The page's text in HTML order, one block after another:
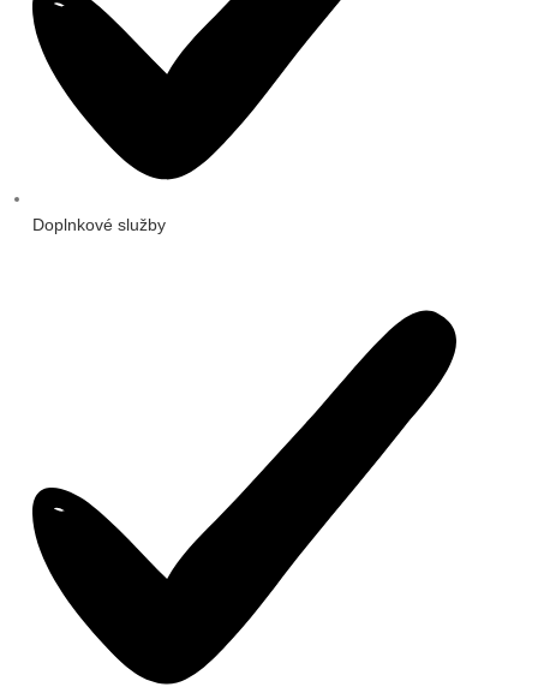
Doplnkové služby